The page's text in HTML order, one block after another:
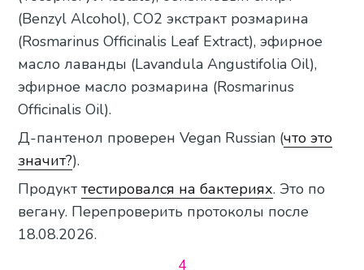
(Benzyl Alcohol), CO2 экстракт розмарина
(Rosmarinus Officinalis Leaf Extract), эфирное
масло лаванды (Lavandula Angustifolia Oil),
эфирное масло розмарина (Rosmarinus
Officinalis Oil).
Д-пантенол проверен Vegan Russian (что это
значит?).
Продукттестировался на бактериях. Это по
вегану. Перепроверить протоколы после
18.08.2026.
4